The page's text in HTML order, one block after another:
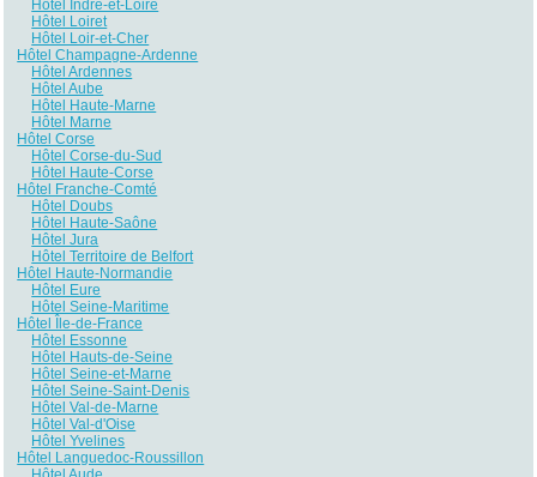
Hôtel Indre-et-Loire
Hôtel Loiret
Hôtel Loir-et-Cher
Hôtel Champagne-Ardenne
Hôtel Ardennes
Hôtel Aube
Hôtel Haute-Marne
Hôtel Marne
Hôtel Corse
Hôtel Corse-du-Sud
Hôtel Haute-Corse
Hôtel Franche-Comté
Hôtel Doubs
Hôtel Haute-Saône
Hôtel Jura
Hôtel Territoire de Belfort
Hôtel Haute-Normandie
Hôtel Eure
Hôtel Seine-Maritime
Hôtel Île-de-France
Hôtel Essonne
Hôtel Hauts-de-Seine
Hôtel Seine-et-Marne
Hôtel Seine-Saint-Denis
Hôtel Val-de-Marne
Hôtel Val-d'Oise
Hôtel Yvelines
Hôtel Languedoc-Roussillon